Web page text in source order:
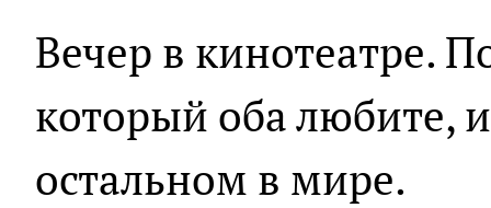
Вечер в кинотеатре.
который оба любите,
остальном в мире.